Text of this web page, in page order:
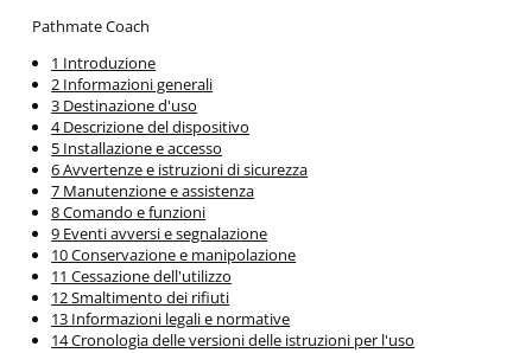
Pathmate Coach
1 Introduzione
2 Informazioni generali
3 Destinazione d'uso
4 Descrizione del dispositivo
5 Installazione e accesso
6 Avvertenze e istruzioni di sicurezza
7 Manutenzione e assistenza
8 Comando e funzioni
9 Eventi avversi e segnalazione
10 Conservazione e manipolazione
11 Cessazione dell'utilizzo
12 Smaltimento dei rifiuti
13 Informazioni legali e normative
14 Cronologia delle versioni delle istruzioni per l'uso